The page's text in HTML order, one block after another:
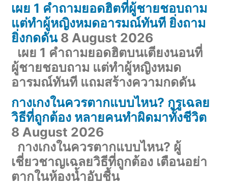
เผย 1 คำถามยอดฮิตที่ผู้ชายชอบถาม
แต่ทำผู้หญิงหมดอารมณ์ทันที ยิ่งถาม
ยิ่งกดดัน 8 August 2026
เผย 1 คำถามยอดฮิตบนเตียงนอนที่
ผู้ชายชอบถาม แต่ทำผู้หญิงหมด
อารมณ์ทันที แถมสร้างความกดดัน
กางเกงในควรตากแบบไหน? กูรูเฉลย
วิธีที่ถูกต้อง หลายคนทำผิดมาทั้งชีวิต
8 August 2026
กางเกงในควรตากแบบไหน? ผู้
เชี่ยวชาญเฉลยวิธีที่ถูกต้อง เตือนอย่า
ตากในห้องน้ำอับชื้น